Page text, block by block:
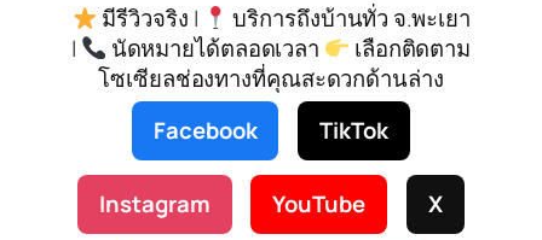
มีรีวิวจริง |
บริการถึงบ้านทั่ว จ.พะเยา
|
นัดหมายได้ตลอดเวลา
เลือกติดตาม
โซเซียลช่องทางที่คุณสะดวกด้านล่าง
Facebook
TikTok
Instagram YouTube X